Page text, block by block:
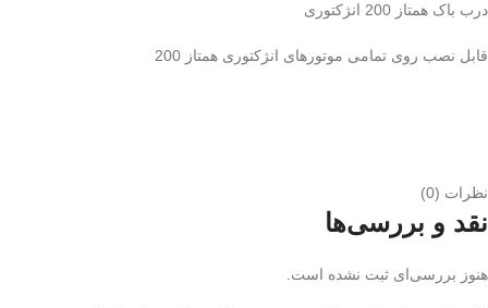
درب باک همتاز 200 انژکتوری
قابل نصب روی تمامی موتورهای انژکتوری همتاز 200
نظرات (0)
نقد و بررسی‌ها
هنوز بررسی‌ای ثبت نشده است.